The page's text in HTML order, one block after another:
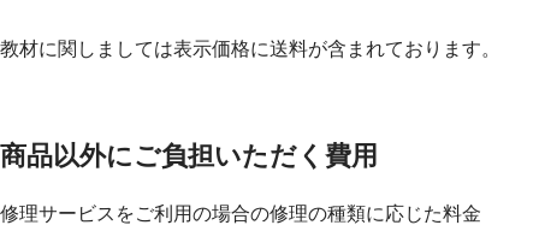
教材に関しましては表示価格に送料が含まれております。
商品以外にご負担いただく費用
修理サービスをご利用の場合の修理の種類に応じた料金